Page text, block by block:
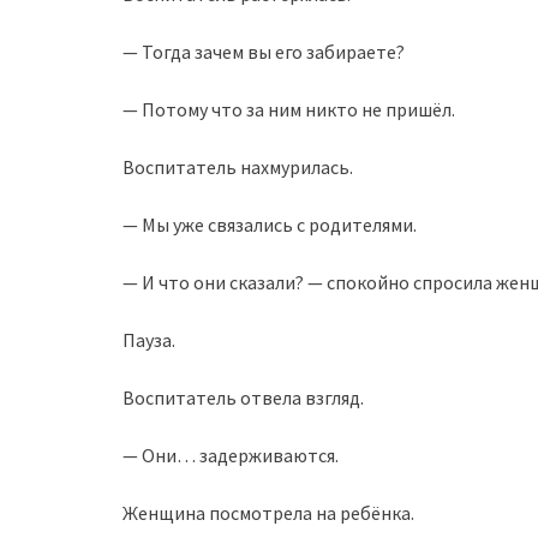
— Тогда зачем вы его забираете?
— Потому что за ним никто не пришёл.
Воспитатель нахмурилась.
— Мы уже связались с родителями.
— И что они сказали? — спокойно спросила
Пауза.
Воспитатель отвела взгляд.
— Они… задерживаются.
Женщина посмотрела на ребёнка.